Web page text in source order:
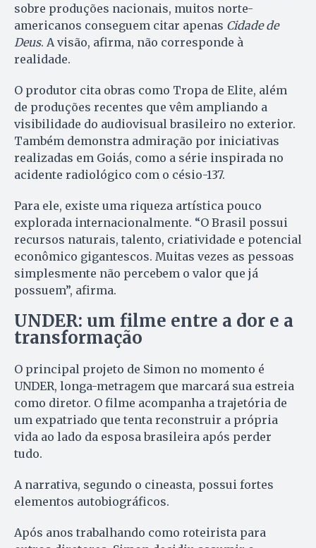
sobre produções nacionais, muitos norte-
americanos conseguem citar apenas Cidade de
Deus. A visão, afirma, não corresponde à
realidade.
O produtor cita obras como Tropa de Elite, além
de produções recentes que vêm ampliando a
visibilidade do audiovisual brasileiro no exterior.
Também demonstra admiração por iniciativas
realizadas em Goiás, como a série inspirada no
acidente radiológico com o césio-137.
Para ele, existe uma riqueza artística pouco
explorada internacionalmente. “O Brasil possui
recursos naturais, talento, criatividade e potencial
econômico gigantescos. Muitas vezes as pessoas
simplesmente não percebem o valor que já
possuem”, afirma.
UNDER: um filme entre a dor e a
transformação
O principal projeto de Simon no momento é
UNDER, longa-metragem que marcará sua estreia
como diretor. O filme acompanha a trajetória de
um expatriado que tenta reconstruir a própria
vida ao lado da esposa brasileira após perder
tudo.
A narrativa, segundo o cineasta, possui fortes
elementos autobiográficos.
Após anos trabalhando como roteirista para